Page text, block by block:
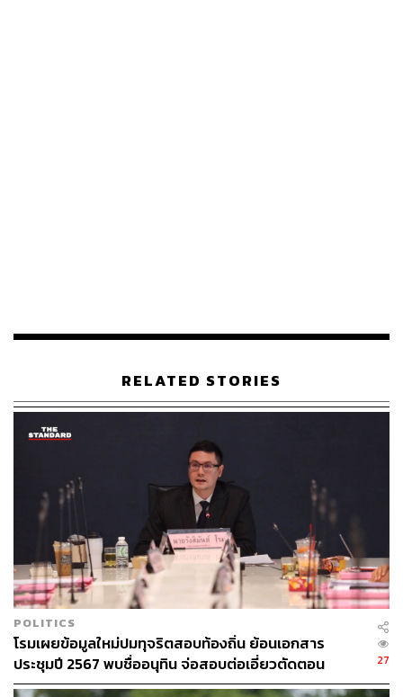
‘ภาคเทคโนโลยี’ เร่งพลังงานสะอาด-ปลดล็อกภาษี
‘ภาคเกษตรและอาหาร’ ชูลงทุนระบบน้ำ-ปลดล็อกผั
งเมือง-ใช้ AI เพิ่มมูลค่า
‘ภาคดิจิทัลและโทรคมนาคม’ เสนอ AI Government
-ตั้งเงื่อนไข Data Center ต้องมี R&D ไทย
‘ภาคอุตสาหกรรมปิโตรเคมี-การค้าระหว่างประเท
ศ’ ชงเร่ง FTA-ลงทุนโครงสร้างพื้นฐานข้ามแดน
‘ภาคท่องเที่ยว-ค้าปลีก’ ชี้ไทยต้องสร้าง Identity ใหม่
ดึงนักท่องเที่ยวคุณภาพ
‘ภาคนิคมอุตสาหกรรม-โครงสร้างพื้นฐาน’ เตือน E
EC ขาดที่ดิน-พลังงานสะอาด-น้ำรองรับลงทุนใหม่
รัฐบาลสรุป 4 แกนยุทธศาสตร์ ดันไทยรับโอกาสย้าย
ฐานลงทุนโลก
RELATED STORIES
POLITICS
โรมเผยข้อมูลใหม่ปมทุจริตสอบท้องถิ่น ย้อนเอกสาร
ประชุมปี 2567 พบชื่ออนุทิน จ่อสอบต่อเอี่ยวตัดตอน
ม.บูรพา หรือไม่
27